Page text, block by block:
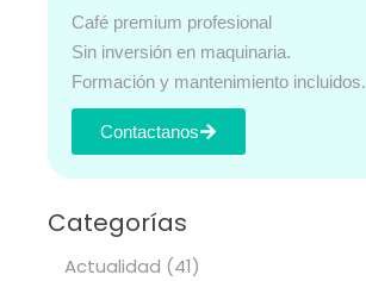
Café premium profesional
Sin inversión en maquinaria.
Formación y mantenimiento incluidos.
Contactanos
Categorías
Actualidad (41)